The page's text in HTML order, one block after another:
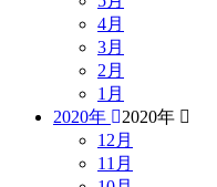
4月
3月
2月
1月
2020年
2020年
12月
11月